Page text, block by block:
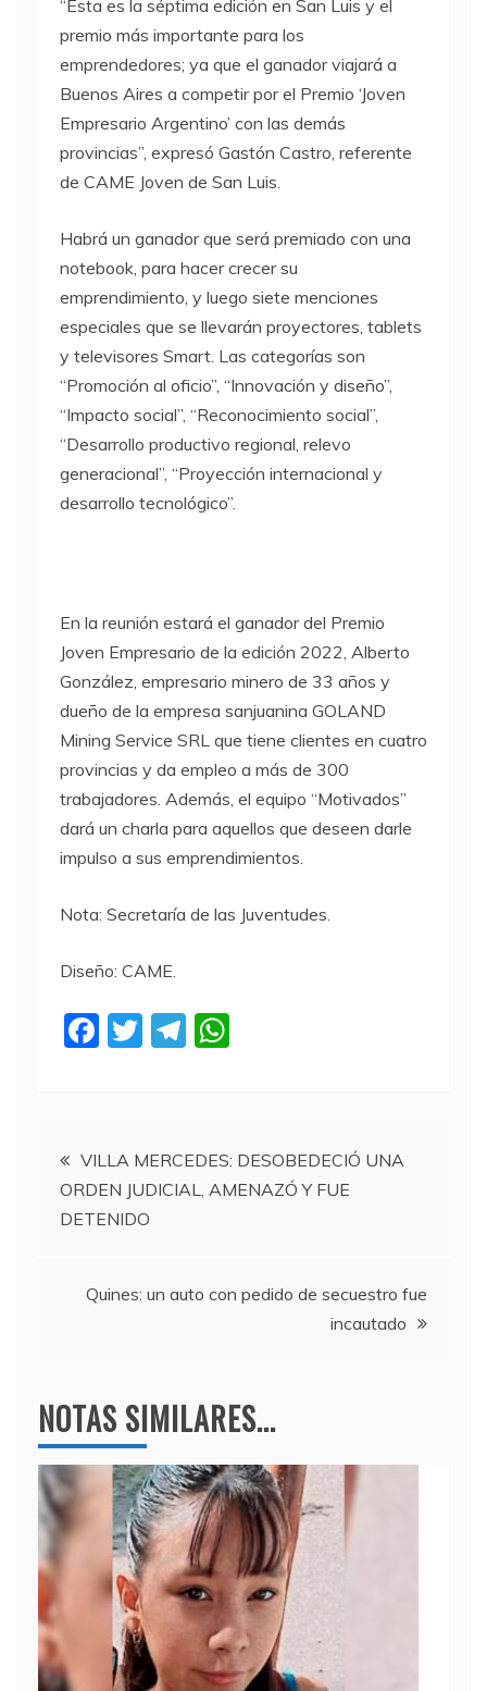
“Esta es la séptima edición en San Luis y el
premio más importante para los
emprendedores; ya que el ganador viajará a
Buenos Aires a competir por el Premio ‘Joven
Empresario Argentino’ con las demás
provincias”, expresó Gastón Castro, referente
de CAME Joven de San Luis.
Habrá un ganador que será premiado con una
notebook, para hacer crecer su
emprendimiento, y luego siete menciones
especiales que se llevarán proyectores, tablets
y televisores Smart. Las categorías son
“Promoción al oficio”, “Innovación y diseño”,
“Impacto social”, “Reconocimiento social”,
“Desarrollo productivo regional, relevo
generacional”, “Proyección internacional y
desarrollo tecnológico”.
En la reunión estará el ganador del Premio
Joven Empresario de la edición 2022, Alberto
González, empresario minero de 33 años y
dueño de la empresa sanjuanina GOLAND
Mining Service SRL que tiene clientes en cuatro
provincias y da empleo a más de 300
trabajadores. Además, el equipo “Motivados”
dará un charla para aquellos que deseen darle
impulso a sus emprendimientos.
Nota: Secretaría de las Juventudes.
Diseño: CAME.
F
b
o
o
T
T
a
m
A
p
Navegación
de
VILLA MERCEDES: DESOBEDECIÓ UNA
ORDEN JUDICIAL, AMENAZÓ Y FUE
DETENIDO
Quines: un auto con pedido de secuestro fue
incautado
NOTAS SIMILARES...